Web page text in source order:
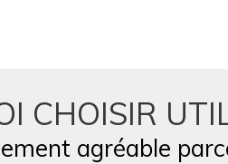
CHOISIR
agréable